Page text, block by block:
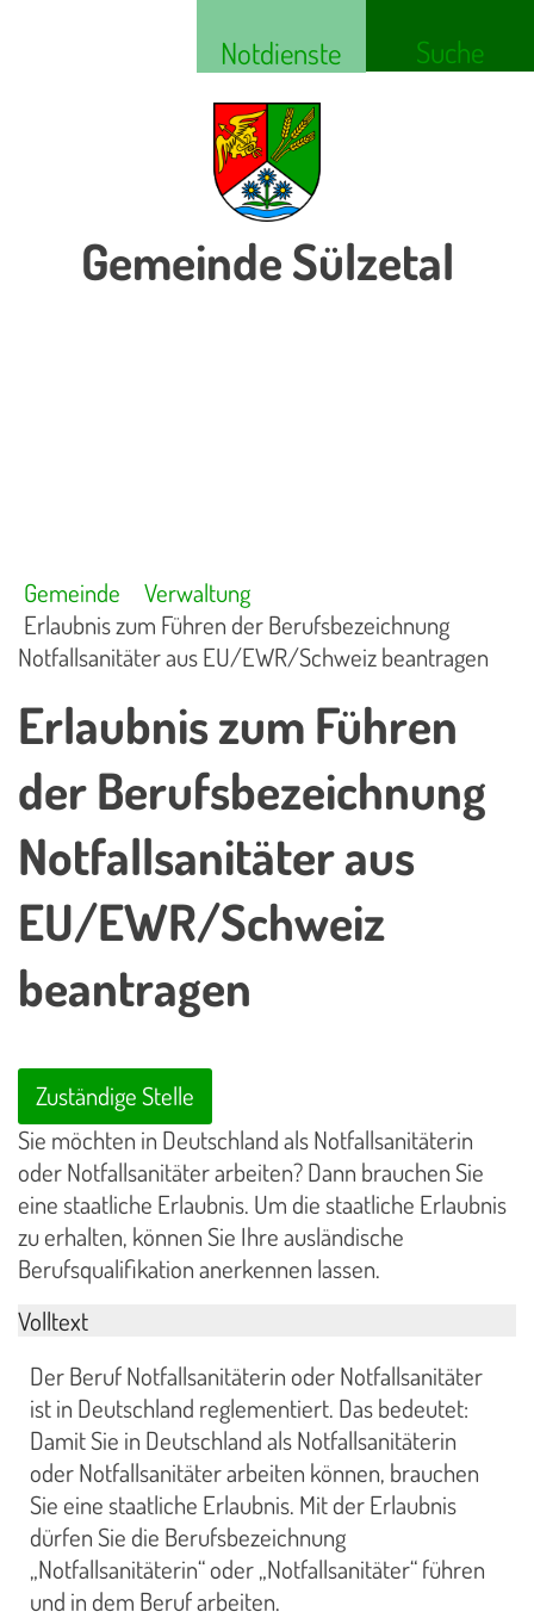
Notdienste Suche
Gemeinde Sülzetal
Gemeinde
Verwaltung
Erlaubnis zum Führen der Berufsbezeichnung
Notfallsanitäter aus EU/EWR/Schweiz beantragen
Erlaubnis zum Führen
der Berufsbezeichnung
Notfallsanitäter aus
EU/EWR/Schweiz
beantragen
Zuständige Stelle
Sie möchten in Deutschland als Notfallsanitäterin
oder Notfallsanitäter arbeiten? Dann brauchen Sie
eine staatliche Erlaubnis. Um die staatliche Erlaubnis
zu erhalten, können Sie Ihre ausländische
Berufsqualifikation anerkennen lassen.
Volltext
Der Beruf Notfallsanitäterin oder Notfallsanitäter
ist in Deutschland reglementiert. Das bedeutet:
Damit Sie in Deutschland als Notfallsanitäterin
oder Notfallsanitäter arbeiten können, brauchen
Sie eine staatliche Erlaubnis. Mit der Erlaubnis
dürfen Sie die Berufsbezeichnung
„Notfallsanitäterin“ oder „Notfallsanitäter“ führen
und in dem Beruf arbeiten.